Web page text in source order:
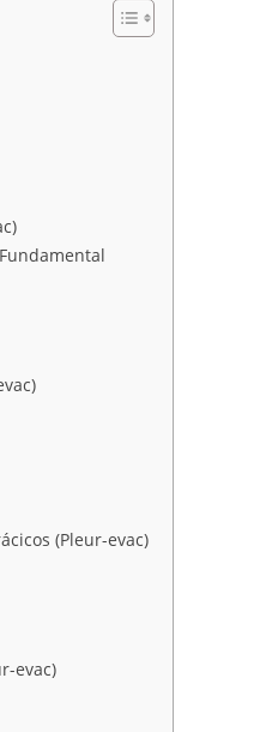
(Pleur-evac)
evac)